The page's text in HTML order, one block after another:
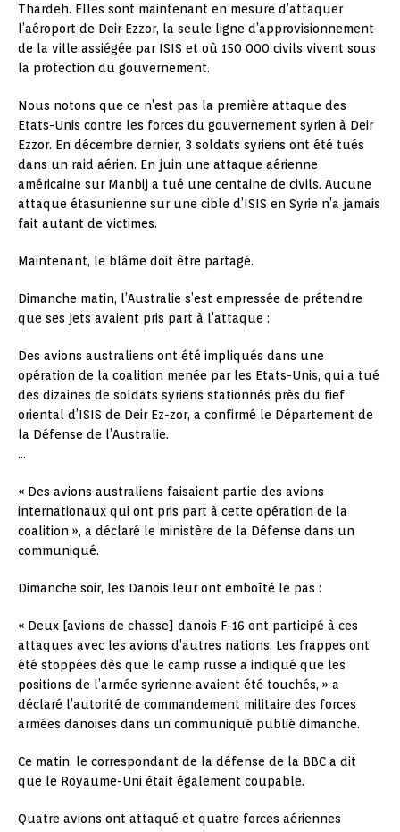
Thardeh. Elles sont maintenant en mesure d’attaquer
l’aéroport de Deir Ezzor, la seule ligne d’approvisionnement
de la ville assiégée par ISIS et où 150 000 civils vivent sous
la protection du gouvernement.
Nous notons que ce n’est pas la première attaque des
Etats-Unis contre les forces du gouvernement syrien à Deir
Ezzor. En décembre dernier, 3 soldats syriens ont été tués
dans un raid aérien. En juin une attaque aérienne
américaine sur Manbij a tué une centaine de civils. Aucune
attaque étasunienne sur une cible d’ISIS en Syrie n’a jamais
fait autant de victimes.
Maintenant, le blâme doit être partagé.
Dimanche matin, l’Australie s’est empressée de prétendre
que ses jets avaient pris part à l’attaque :
Des avions australiens ont été impliqués dans une
opération de la coalition menée par les Etats-Unis, qui a tué
des dizaines de soldats syriens stationnés près du fief
oriental d’ISIS de Deir Ez-zor, a confirmé le Département de
la Défense de l’Australie.
…
« Des avions australiens faisaient partie des avions
internationaux qui ont pris part à cette opération de la
coalition », a déclaré le ministère de la Défense dans un
communiqué.
Dimanche soir, les Danois leur ont emboîté le pas :
« Deux [avions de chasse] danois F-16 ont participé à ces
attaques avec les avions d’autres nations. Les frappes ont
été stoppées dès que le camp russe a indiqué que les
positions de l’armée syrienne avaient été touchés, » a
déclaré l’autorité de commandement militaire des forces
armées danoises dans un communiqué publié dimanche.
Ce matin, le correspondant de la défense de la BBC a dit
que le Royaume-Uni était également coupable.
Quatre avions ont attaqué et quatre forces aériennes